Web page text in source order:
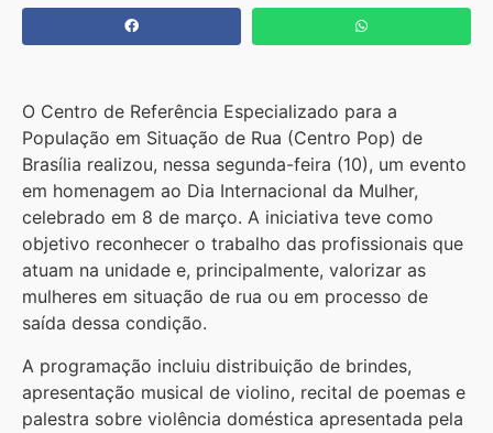
O Centro de Referência Especializado para a
População em Situação de Rua (Centro Pop) de
Brasília realizou, nessa segunda-feira (10), um evento
em homenagem ao Dia Internacional da Mulher,
celebrado em 8 de março. A iniciativa teve como
objetivo reconhecer o trabalho das profissionais que
atuam na unidade e, principalmente, valorizar as
mulheres em situação de rua ou em processo de
saída dessa condição.
A programação incluiu distribuição de brindes,
apresentação musical de violino, recital de poemas e
palestra sobre violência doméstica apresentada pela